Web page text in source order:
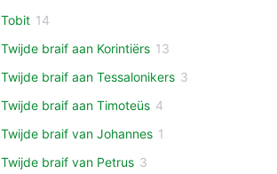
Tobit 14
Twijde braif aan Korintiërs 13
Twijde braif aan Tessalonikers 3
Twijde braif aan Timoteüs 4
Twijde braif van Johannes 1
Twijde braif van Petrus 3